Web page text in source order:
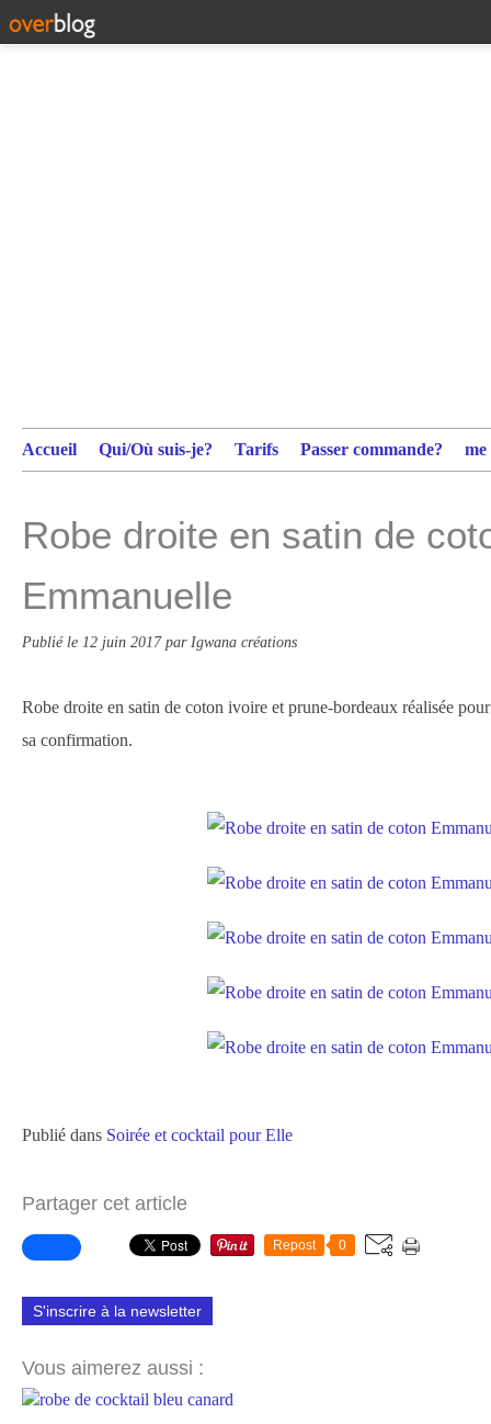
Accueil Qui/Où suis-je? Tarifs Passer commande?
Robe droite en satin de
Emmanuelle
Publié le 12 juin 2017par Igwana créations
Robe droite en satin de coton ivoire et prune-bordeaux réalisée
sa confirmation.
Publié dans Soirée et cocktail pour Elle
Partager cet article
Repost 0
S'inscrire à la newsletter
Vous aimerez aussi :